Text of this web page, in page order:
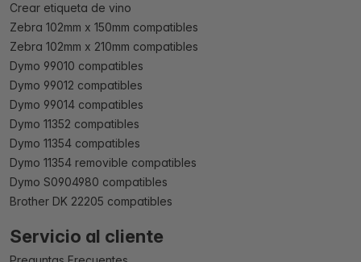
Crear etiqueta de vino
Zebra 102mm x 150mm compatibles
Zebra 102mm x 210mm compatibles
Dymo 99010 compatibles
Dymo 99012 compatibles
Dymo 99014 compatibles
Dymo 11352 compatibles
Dymo 11354 compatibles
Dymo 11354 removible compatibles
Dymo S0904980 compatibles
Brother DK 22205 compatibles
Servicio al cliente